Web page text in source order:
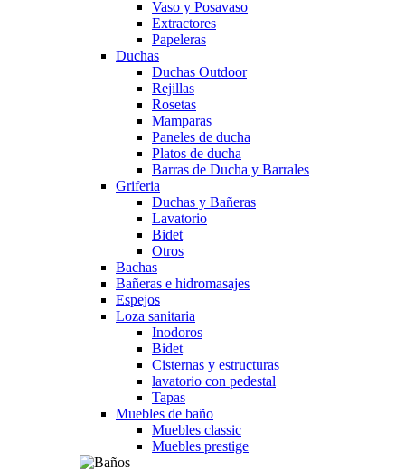
Vaso y Posavaso
Extractores
Papeleras
Duchas
Duchas Outdoor
Rejillas
Rosetas
Mamparas
Paneles de ducha
Platos de ducha
Barras de Ducha y Barrales
Griferia
Duchas y Bañeras
Lavatorio
Bidet
Otros
Bachas
Bañeras e hidromasajes
Espejos
Loza sanitaria
Inodoros
Bidet
Cisternas y estructuras
lavatorio con pedestal
Tapas
Muebles de baño
Muebles classic
Muebles prestige